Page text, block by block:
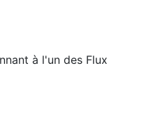
à l'un des Flux